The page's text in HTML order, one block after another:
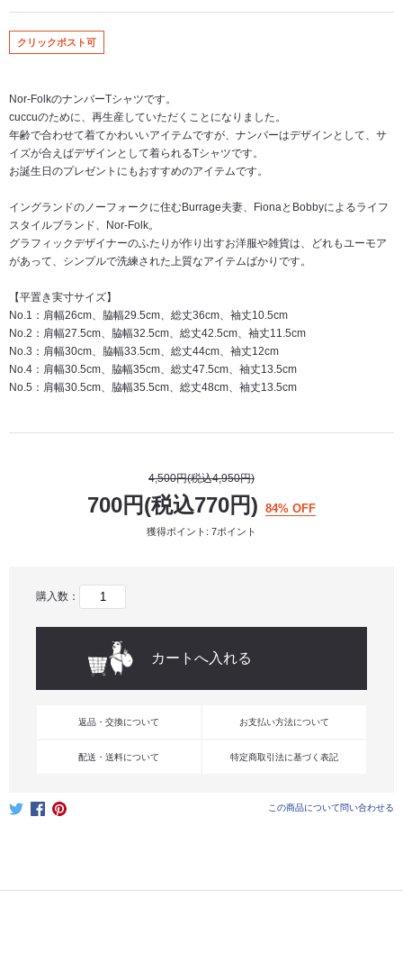
クリックポスト可
Nor-FolkのナンバーTシャツです。
cuccuのために、再生産していただくことになりました。
年齢で合わせて着てかわいいアイテムですが、ナンバーはデザインとして、サ
イズが合えばデザインとして着られるTシャツです。
お誕生日のプレゼントにもおすすめのアイテムです。
イングランドのノーフォークに住むBurrage夫妻、FionaとBobbyによるライフ
スタイルブランド、Nor-Folk。
グラフィックデザイナーのふたりが作り出すお洋服や雑貨は、どれもユーモア
があって、シンプルで洗練された上質なアイテムばかりです。
【平置き実寸サイズ】
No.1：肩幅26cm、脇幅29.5cm、総丈36cm、袖丈10.5cm
No.2：肩幅27.5cm、脇幅32.5cm、総丈42.5cm、袖丈11.5cm
No.3：肩幅30cm、脇幅33.5cm、総丈44cm、袖丈12cm
No.4：肩幅30.5cm、脇幅35cm、総丈47.5cm、袖丈13.5cm
No.5：肩幅30.5cm、脇幅35.5cm、総丈48cm、袖丈13.5cm
4,500円(税込4,950円)
700円(税込770円) 84% OFF
獲得ポイント: 7ポイント
購入数：
返品・交換について お支払い方法について
配送・送料について 特定商取引法に基づく表記
この商品について問い合わせる